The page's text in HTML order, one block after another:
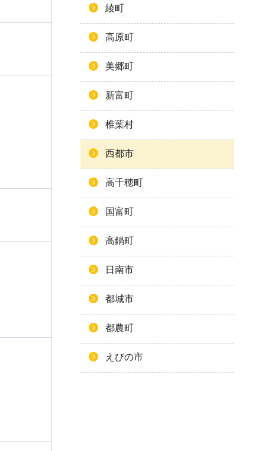
綾町
高原町
美郷町
新富町
椎葉村
西都市
高千穂町
国富町
高鍋町
日南市
都城市
都農町
えびの市